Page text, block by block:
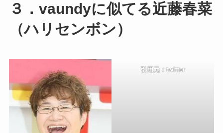
３．vaundyに似てる近藤春菜
（ハリセンボン）
引用元：twitter